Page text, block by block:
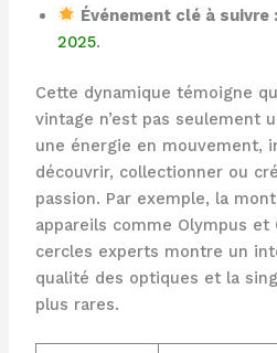
Événement clé à suivre :
2025.
Cette dynamique témoigne
vintage n’est pas seulement
une énergie en mouvement,
découvrir, collectionner ou
passion. Par exemple, la
appareils comme Olympus et
cercles experts montre un
qualité des optiques et la
plus rares.